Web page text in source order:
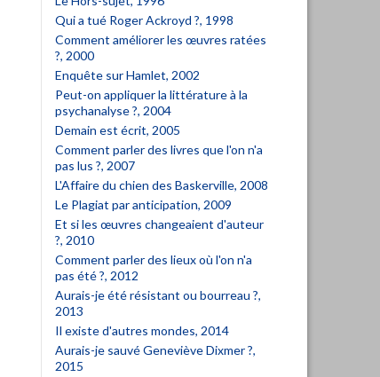
Qui a tué Roger Ackroyd ?, 1998
Comment améliorer les œuvres ratées
?, 2000
Enquête sur Hamlet, 2002
Peut-on appliquer la littérature à la
psychanalyse ?, 2004
Demain est écrit, 2005
Comment parler des livres que l'on n'a
pas lus ?, 2007
L'Affaire du chien des Baskerville, 2008
Le Plagiat par anticipation, 2009
Et si les œuvres changeaient d'auteur
?, 2010
Comment parler des lieux où l'on n'a
pas été ?, 2012
Aurais-je été résistant ou bourreau ?,
2013
Il existe d'autres mondes, 2014
Aurais-je sauvé Geneviève Dixmer ?,
2015